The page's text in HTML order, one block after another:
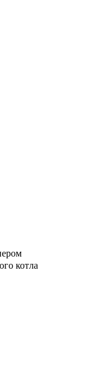
котла